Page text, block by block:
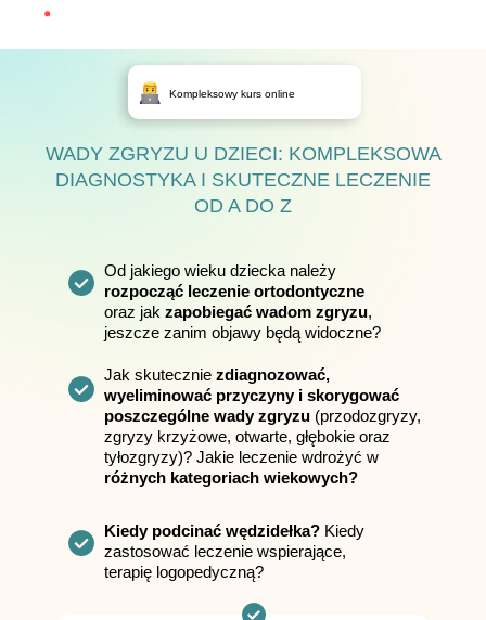
Kompleksowy kurs online
WADY ZGRYZU U DZIECI: KOMPLEKSOWA
DIAGNOSTYKA I SKUTECZNE LECZENIE
OD A DO Z
Jak skutecznie zdiagnozować,
wyeliminować przyczyny i skorygować
poszczególne wady zgryzu (przodozgryzy,
zgryzy krzyżowe, otwarte, głębokie oraz
tyłozgryzy)? Jakie leczenie wdrożyć w
różnych kategoriach wiekowych?
Od jakiego wieku dziecka należy
rozpocząć leczenie ortodontyczne
oraz jak zapobiegać wadom zgryzu,
jeszcze zanim objawy będą widoczne?
Kiedy podcinać wędzidełka? Kiedy
zastosować leczenie wspierające,
terapię logopedyczną?